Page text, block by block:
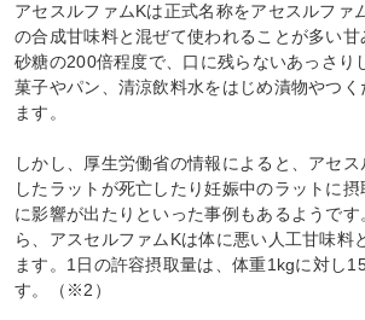
アセスルファムKは正式名称をアセスルファ
の合成甘味料と混ぜて使われることが多い
砂糖の200倍程度で、口に残らないあっさり
菓子やパン、清涼飲料水をはじめ漬物やつ
ます。
しかし、厚生労働省の情報によると、アセ
したラットが死亡したり妊娠中のラットに
に影響が出たりといった事例もあるようで
ら、アスセルファムKは体に悪い人工甘味料
ます。1日の許容摂取量は、体重1kgに対し
す。（※2）